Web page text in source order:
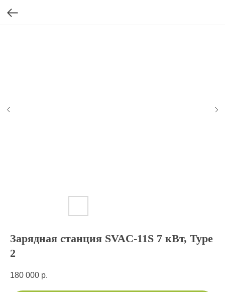
Зарядная станция SVAC-11S 7 кВт, Type
2
180 000 р.